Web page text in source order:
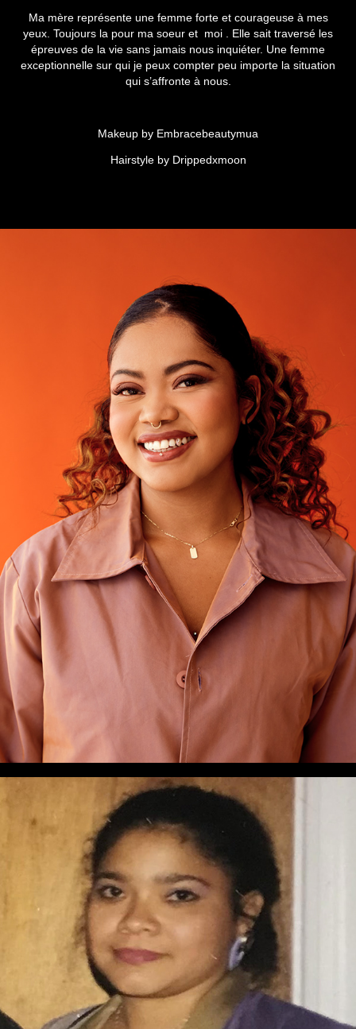
Ma mère représente une femme forte et courageuse à mes
yeux. Toujours la pour ma soeur et moi . Elle sait traversé les
épreuves de la vie sans jamais nous inquiéter. Une femme
exceptionnelle sur qui je peux compter peu importe la situation
qui s’affronte à nous.
Makeup by Embracebeautymua
Hairstyle by Drippedxmoon